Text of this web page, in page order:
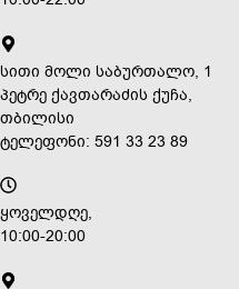
სითი მოლი საბურთალო, 1
პეტრე ქავთარაძის ქუჩა,
თბილისი
ტელეფონი: 591 33 23 89
ყოველდღე,
10:00-20:00